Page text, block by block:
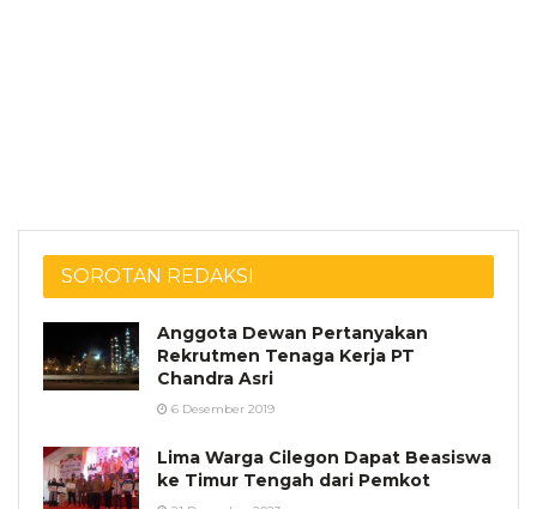
SOROTAN REDAKSI
Anggota Dewan Pertanyakan
Rekrutmen Tenaga Kerja PT
Chandra Asri
6 Desember 2019
Lima Warga Cilegon Dapat Beasiswa
ke Timur Tengah dari Pemkot